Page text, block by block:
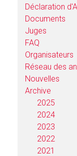
Déclaration
Documents
Juges
FAQ
Organisateurs
Réseau des
Nouvelles
Archive
2025
2024
2023
2022
2021